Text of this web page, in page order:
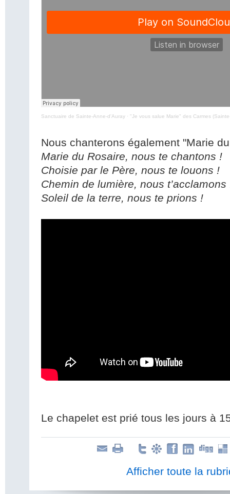
Sanctuaire de Sainte-Anne-d'Auray · "Je vous salue Marie" des Carmes
Nous chanterons également "Marie
Marie du Rosaire, nous te chantons !
Choisie par le Père, nous te louons !
Chemin de lumière, nous t’acclamons
Soleil de la terre, nous te prions !
Le chapelet est prié tous les jours à
Afficher toute la